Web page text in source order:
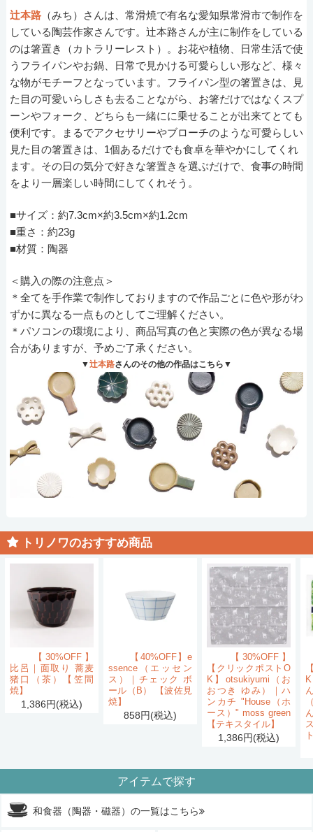
辻本路（みち）さんは、常滑焼で有名な愛知県常滑市で制作を
している陶芸作家さんです。辻本路さんが主に制作をしている
のは箸置き（カトラリーレスト）。お花や植物、日常生活で使
うフライパンやお鍋、日常で見かける可愛らしい形など、様々
な物がモチーフとなっています。フライパン型の箸置きは、見
た目の可愛いらしさも去ることながら、お箸だけではなくスプ
ーンやフォーク、どちらも一緒にに乗せることが出来てとても
便利です。まるでアクセサリーやブローチのような可愛らしい
見た目の箸置きは、1個あるだけでも食卓を華やかにしてくれ
ます。その日の気分で好きな箸置きを選ぶだけで、食事の時間
をより一層楽しい時間にしてくれそう。
■サイズ：約7.3cm×約3.5cm×約1.2cm
■重さ：約23g
■材質：陶器
＜購入の際の注意点＞
＊全てを手作業で制作しておりますので作品ごとに色や形がわ
ずかに異なる一点ものとしてご理解ください。
＊パソコンの環境により、商品写真の色と実際の色が異なる場
合がありますが、予めご了承ください。
▼辻本路さんのその他の作品はこちら▼
トリノワのおすすめ商品
【30%OFF】
比呂｜面取り 蕎麦
猪口（茶）【笠間
焼】
1,386円(税込)
【40%OFF】e
ssence（エッセン
ス）｜チェック ボ
ール（B） 【波佐見
焼】
858円(税込)
【30%OFF】
【クリックポストO
K】otsukiyumi（お
おつき ゆみ）｜ハ
ンカチ "House（ホ
ース）" moss green
【テキスタイル】
1,386円(税込)
アイテムで探す
和食器（陶器・磁器）の一覧はこちら